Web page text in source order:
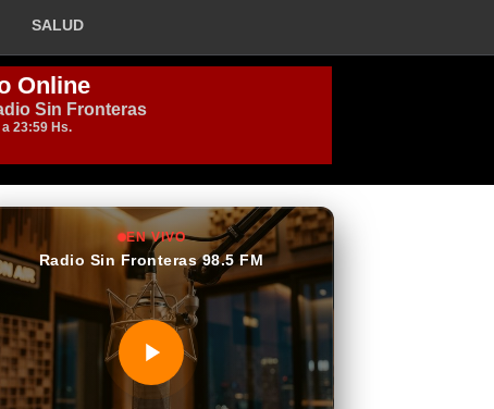
SALUD
EN VIVO
Radio Sin Fronteras 98.5 FM